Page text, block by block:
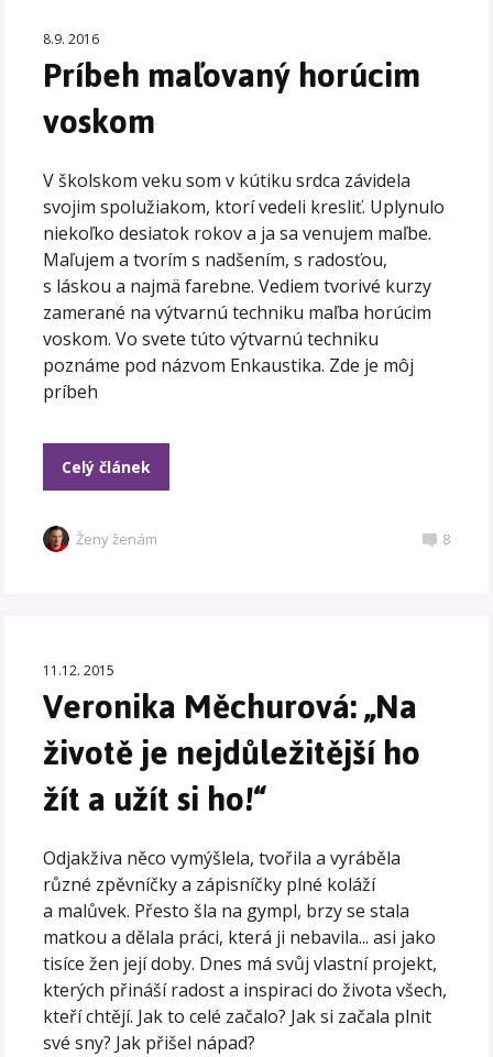
8.9. 2016
Príbeh maľovaný horúcim
voskom
V školskom veku som v kútiku srdca závidela
svojim spolužiakom, ktorí vedeli kresliť. Uplynulo
niekoľko desiatok rokov a ja sa venujem maľbe.
Maľujem a tvorím s nadšením, s radosťou,
s láskou a najmä farebne. Vediem tvorivé kurzy
zamerané na výtvarnú techniku maľba horúcim
voskom. Vo svete túto výtvarnú techniku
poznáme pod názvom Enkaustika. Zde je môj
príbeh
Celý článek
Ženy ženám 8
11.12. 2015
Veronika Měchurová: „Na
životě je nejdůležitější ho
žít a užít si ho!“
Odjakživa něco vymýšlela, tvořila a vyráběla
různé zpěvníčky a zápisníčky plné koláží
a malůvek. Přesto šla na gympl, brzy se stala
matkou a dělala práci, která ji nebavila... asi jako
tisíce žen její doby. Dnes má svůj vlastní projekt,
kterých přináší radost a inspiraci do života všech,
kteří chtějí. Jak to celé začalo? Jak si začala plnit
své sny? Jak přišel nápad?